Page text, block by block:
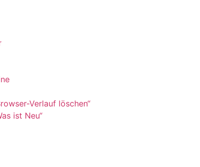
Verlauf löschen“
ist Neu“